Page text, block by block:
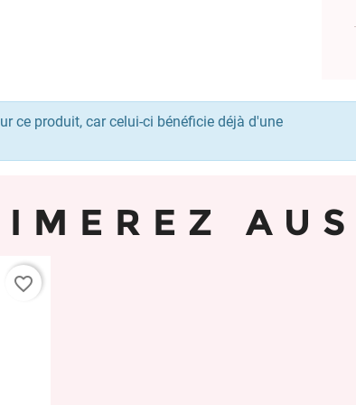
ce produit, car celui-ci bénéficie déjà d'une
favorite_border